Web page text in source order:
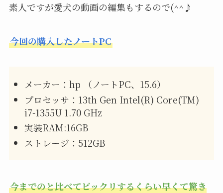
素人ですが愛犬の動画の編集もするので(^^♪
今回の購入したノートPC
メーカー：hp （ノートPC、15.6）
プロセッサ：13th Gen Intel(R) Core(TM)
i7-1355U 1.70 GHz
実装RAM:16GB
ストレージ：512GB
今までのと比べてビックリするくらい早くて驚き